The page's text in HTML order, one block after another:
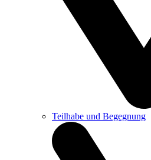
Teilhabe und Begegnung